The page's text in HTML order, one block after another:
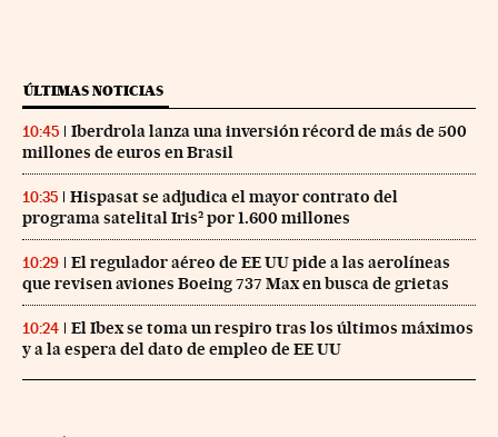
ÚLTIMAS NOTICIAS
10:45
Iberdrola lanza una inversión récord de más de 500
millones de euros en Brasil
10:35
Hispasat se adjudica el mayor contrato del
programa satelital Iris² por 1.600 millones
10:29
El regulador aéreo de EE UU pide a las aerolíneas
que revisen aviones Boeing 737 Max en busca de grietas
10:24
El Ibex se toma un respiro tras los últimos máximos
y a la espera del dato de empleo de EE UU